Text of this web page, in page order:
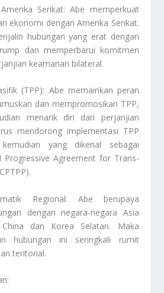
Serikat: Abe memperkuat
ekonomi dengan Amerika Serikat.
hubungan yang erat dengan
dan memperbarui komitmen
keamanan bilateral.
(TPP): Abe memainkan peran
dan mempromosikan TPP,
menarik diri dari perjanjian
mendorong implementasi TPP
yang dikenal sebagai
Progressive Agreement for Trans-
Regional: Abe berupaya
dengan negara-negara Asia
dan Korea Selatan. Maka
hubungan ini seringkali rumit
teritorial.